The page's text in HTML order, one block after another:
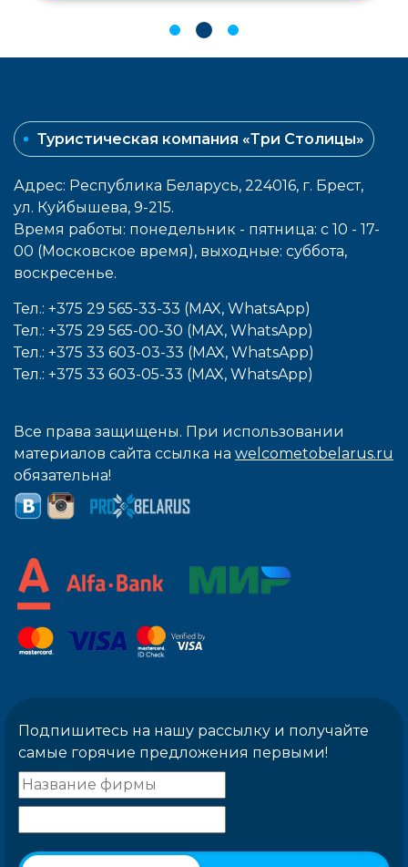
Туристическая компания «Три Столицы»
Адрес: Республика Беларусь, 224016, г. Брест,
ул. Куйбышева, 9-215.
Время работы: понедельник - пятница: с 10 - 17-
00 (Московское время), выходные: cуббота,
воcкресенье.
Тел.: +375 29 565-33-33 (MAX, WhatsApp)
Тел.: +375 29 565-00-30 (MAX, WhatsApp)
Тел.: +375 33 603-03-33 (MAX, WhatsApp)
Тел.: +375 33 603-05-33 (MAX, WhatsApp)
Все права защищены. При использовании
материалов сайта ссылка на welcometobelarus.ru
обязательна!
Подпишитесь на нашу рассылку и получайте
самые горячие предложения первыми!